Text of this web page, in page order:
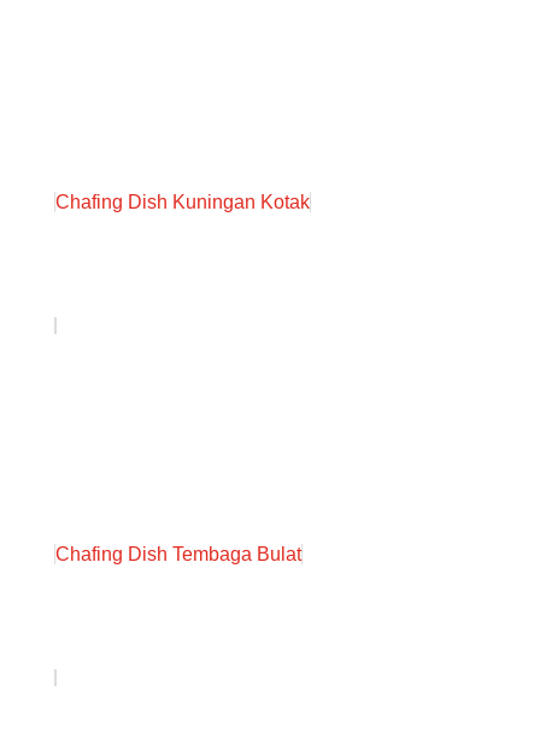
Chafing Dish Kuningan Kotak
Chafing Dish Tembaga Bulat